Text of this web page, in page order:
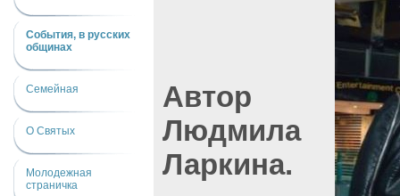
События, в русских
общинах
Семейная
О Святых
Молодежная
страничка
Автор
Людмила
Ларкина.